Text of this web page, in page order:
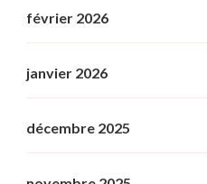
février 2026
janvier 2026
décembre 2025